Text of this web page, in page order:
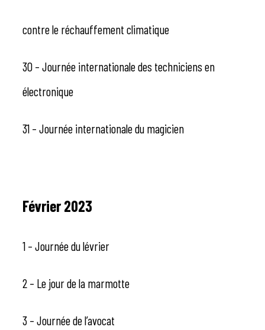
contre le réchauffement climatique
30 – Journée internationale des techniciens en
électronique
31 – Journée internationale du magicien
Février 2023
1 – Journée du lévrier
2 – Le jour de la marmotte
3 – Journée de l’avocat